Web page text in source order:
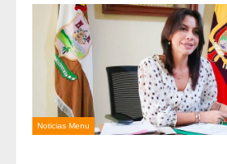
Noticias Menu